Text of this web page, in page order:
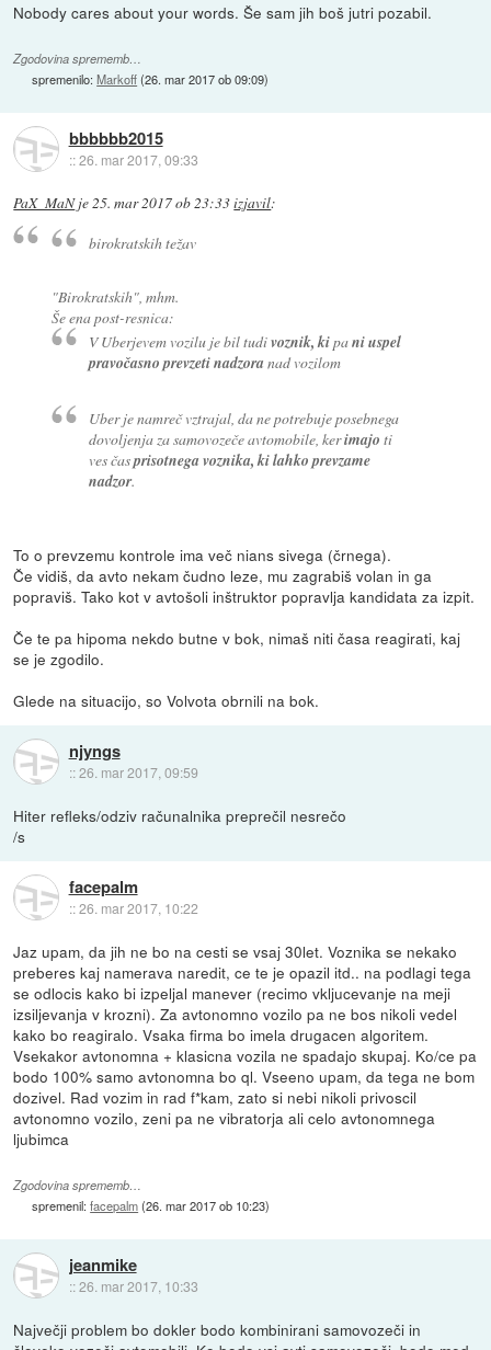
Nobody cares about your words. Še sam jih boš jutri pozabil.
Zgodovina sprememb…
spremenilo:Markoff(26. mar 2017 ob 09:09)
bbbbbb2015
::26. mar 2017, 09:33
PaX_MaNje25. mar 2017 ob 23:33izjavil:
birokratskih težav
"Birokratskih", mhm.
Še ena post-resnica:
V Uberjevem vozilu je bil tudivoznik, kipani uspel
pravočasno prevzeti nadzora nad vozilom
Uber je namreč vztrajal, da ne potrebuje posebnega
dovoljenja za samovozeče avtomobile, kerimajo ti
ves časprisotnega voznika, ki lahko prevzame
nadzor.
To o prevzemu kontrole ima več nians sivega (črnega).
Če vidiš, da avto nekam čudno leze, mu zagrabiš volan in ga
popraviš. Tako kot v avtošoli inštruktor popravlja kandidata za izpit.
Če te pa hipoma nekdo butne v bok, nimaš niti časa reagirati, kaj
se je zgodilo.
Glede na situacijo, so Volvota obrnili na bok.
njyngs
::26. mar 2017, 09:59
Hiter refleks/odziv računalnika preprečil nesrečo
/s
facepalm
::26. mar 2017, 10:22
Jaz upam, da jih ne bo na cesti se vsaj 30let. Voznika se nekako
preberes kaj namerava naredit, ce te je opazil itd.. na podlagi tega
se odlocis kako bi izpeljal manever (recimo vkljucevanje na meji
izsiljevanja v krozni). Za avtonomno vozilo pa ne bos nikoli vedel
kako bo reagiralo. Vsaka firma bo imela drugacen algoritem.
Vsekakor avtonomna + klasicna vozila ne spadajo skupaj. Ko/ce pa
bodo 100% samo avtonomna bo ql. Vseeno upam, da tega ne bom
dozivel. Rad vozim in rad f*kam, zato si nebi nikoli privoscil
avtonomno vozilo, zeni pa ne vibratorja ali celo avtonomnega
ljubimca
Zgodovina sprememb…
spremenil:facepalm(26. mar 2017 ob 10:23)
jeanmike
::26. mar 2017, 10:33
Največji problem bo dokler bodo kombinirani samovozeči in